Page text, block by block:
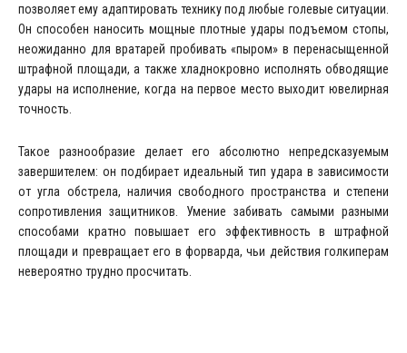
позволяет ему адаптировать технику под любые голевые ситуации.
Он способен наносить мощные плотные удары подъемом стопы,
неожиданно для вратарей пробивать «пыром» в перенасыщенной
штрафной площади, а также хладнокровно исполнять обводящие
удары на исполнение, когда на первое место выходит ювелирная
точность.
Такое разнообразие делает его абсолютно непредсказуемым
завершителем: он подбирает идеальный тип удара в зависимости
от угла обстрела, наличия свободного пространства и степени
сопротивления защитников. Умение забивать самыми разными
способами кратно повышает его эффективность в штрафной
площади и превращает его в форварда, чьи действия голкиперам
невероятно трудно просчитать.